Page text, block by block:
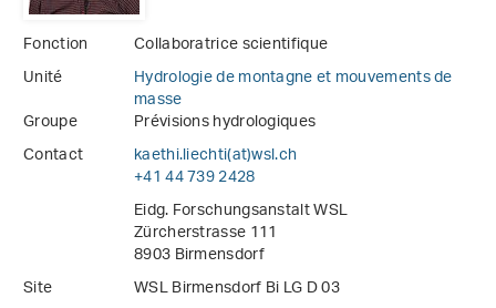
Fonction
Collaboratrice scientifique
Unité
Hydrologie de montagne et mouvements de
masse
Groupe
Prévisions hydrologiques
Contact
kaethi.liechti(at)wsl.ch
+41 44 739 2428
Eidg. Forschungsanstalt WSL
Zürcherstrasse 111
8903 Birmensdorf
Site
WSL Birmensdorf Bi LG D 03